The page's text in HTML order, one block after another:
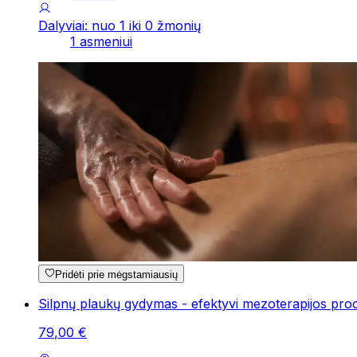
Dalyviai: nuo 1 iki 0 žmonių
1 asmeniui
Pridėti prie mėgstamiausių
Silpnų plaukų gydymas - efektyvi mezoterapijos
79,00 €